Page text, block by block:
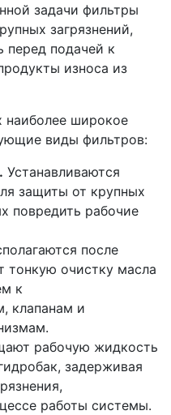
задачи фильтры
загрязнений,
подачей к
износа из
наиболее широкое
виды фильтров:
Устанавливаются
защиты от крупных
повредить рабочие
после
тонкую очистку масла
к
клапанам и
рабочую жидкость
задерживая
работы системы.